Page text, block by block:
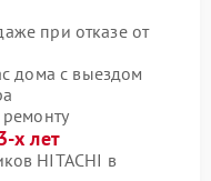
при отказе от
дома с выездом
х лет
HITACHI в